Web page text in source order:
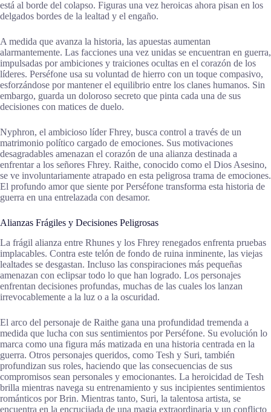
está al borde del colapso. Figuras una vez heroicas ahora pisan en los
delgados bordes de la lealtad y el engaño.
A medida que avanza la historia, las apuestas aumentan
alarmantemente. Las facciones una vez unidas se encuentran en guerra,
impulsadas por ambiciones y traiciones ocultas en el corazón de los
líderes. Perséfone usa su voluntad de hierro con un toque compasivo,
esforzándose por mantener el equilibrio entre los clanes humanos. Sin
embargo, guarda un doloroso secreto que pinta cada una de sus
decisiones con matices de duelo.
Nyphron, el ambicioso líder Fhrey, busca control a través de un
matrimonio político cargado de emociones. Sus motivaciones
desagradables amenazan el corazón de una alianza destinada a
enfrentar a los señores Fhrey. Raithe, conocido como el Dios Asesino,
se ve involuntariamente atrapado en esta peligrosa trama de emociones.
El profundo amor que siente por Perséfone transforma esta historia de
guerra en una entrelazada con desamor.
Alianzas Frágiles y Decisiones Peligrosas
La frágil alianza entre Rhunes y los Fhrey renegados enfrenta pruebas
implacables. Contra este telón de fondo de ruina inminente, las viejas
lealtades se desgastan. Incluso las conspiraciones más pequeñas
amenazan con eclipsar todo lo que han logrado. Los personajes
enfrentan decisiones profundas, muchas de las cuales los lanzan
irrevocablemente a la luz o a la oscuridad.
El arco del personaje de Raithe gana una profundidad tremenda a
medida que lucha con sus sentimientos por Perséfone. Su evolución lo
marca como una figura más matizada en una historia centrada en la
guerra. Otros personajes queridos, como Tesh y Suri, también
profundizan sus roles, haciendo que las consecuencias de sus
compromisos sean personales y emocionantes. La heroicidad de Tesh
brilla mientras navega su entrenamiento y sus incipientes sentimientos
románticos por Brin. Mientras tanto, Suri, la talentosa artista, se
encuentra en la encrucijada de una magia extraordinaria y un conflicto